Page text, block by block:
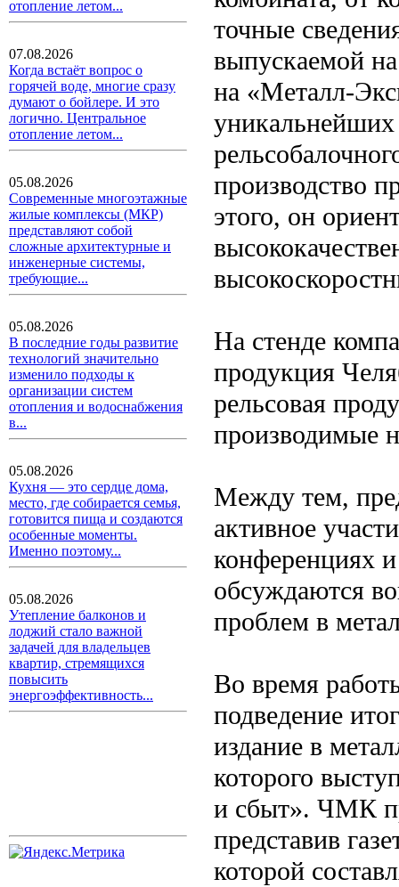
отопление летом...
07.08.2026
Когда встаёт вопрос о
горячей воде, многие сразу
думают о бойлере. И это
логично. Центральное
отопление летом...
05.08.2026
Современные многоэтажные
жилые комплексы (МКР)
представляют собой
сложные архитектурные и
инженерные системы,
требующие...
05.08.2026
В последние годы развитие
технологий значительно
изменило подходы к
организации систем
отопления и водоснабжения
в...
05.08.2026
Кухня — это сердце дома,
место, где собирается семья,
готовится пища и создаются
особенные моменты.
Именно поэтому...
05.08.2026
Утепление балконов и
лоджий стало важной
задачей для владельцев
квартир, стремящихся
повысить
энергоэффективность...
точные
выпускаемой
на «Металл-
уникальнейших
производство
этого, он
На стенде
продукция
рельсовая
производимые
Между тем,
активное
конференциях
обсуждаются
проблем в
Во время
подведение
издание в
которого
и сбыт». ЧМК
представив
которой